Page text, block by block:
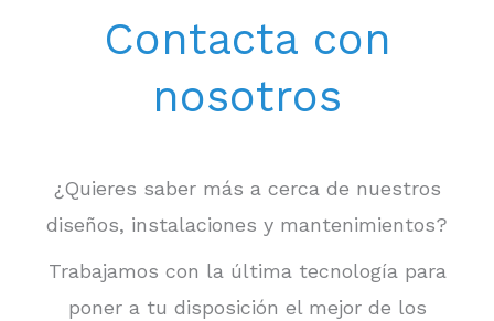
Contacta con
nosotros
¿Quieres saber más a cerca de nuestros
diseños, instalaciones y mantenimientos?
Trabajamos con la última tecnología para
poner a tu disposición el mejor de los